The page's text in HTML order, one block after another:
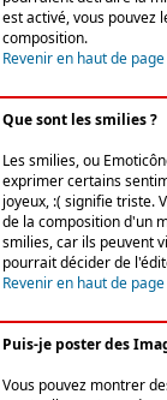
est activé, vous pouvez
composition.
Revenir en haut de page
Que sont les smilies ?
Les smilies, ou
exprimer certains
joyeux, :( signifie triste.
de la composition d'un
smilies, car ils peuvent
pourrait décider de
Revenir en haut de page
Puis-je poster des
Vous pouvez montrer